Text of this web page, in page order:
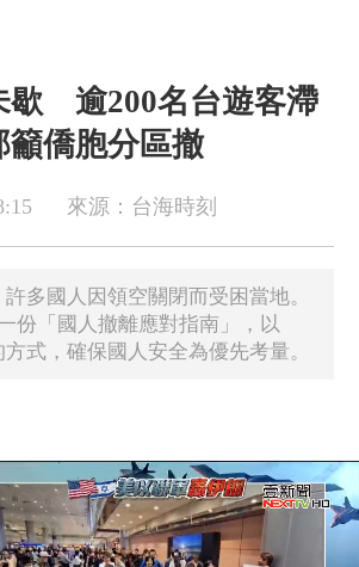
歇 逾200名台遊客滯
籲僑胞分區撤
來源：台海時刻
多國人因領空關閉而受困當地。
份「國人撤離應對指南」，以
方式，確保國人安全為優先考量。